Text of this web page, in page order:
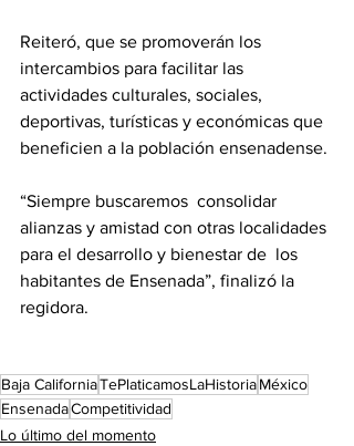
Reiteró, que se promoverán los
intercambios para facilitar las
actividades culturales, sociales,
deportivas, turísticas y económicas que
beneficien a la población ensenadense.
“Siempre buscaremos  consolidar
alianzas y amistad con otras localidades
para el desarrollo y bienestar de  los
habitantes de Ensenada”, finalizó la
regidora.
Baja CaliforniaTePlaticamosLaHistoriaMéxico
EnsenadaCompetitividad
Lo último del momento